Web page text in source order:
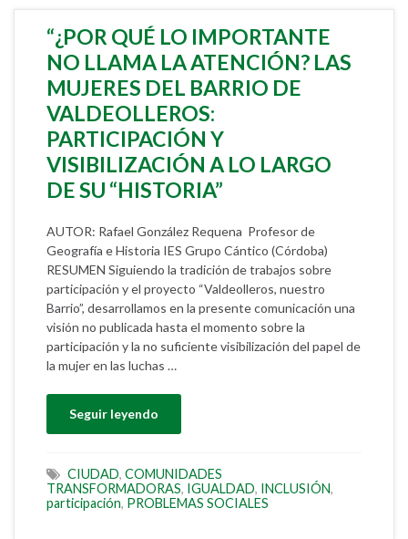
“¿POR QUÉ LO IMPORTANTE
NO LLAMA LA ATENCIÓN? LAS
MUJERES DEL BARRIO DE
VALDEOLLEROS:
PARTICIPACIÓN Y
VISIBILIZACIÓN A LO LARGO
DE SU “HISTORIA”
AUTOR: Rafael González Requena Profesor de
Geografía e Historia IES Grupo Cántico (Córdoba)
RESUMEN Siguiendo la tradición de trabajos sobre
participación y el proyecto “Valdeolleros, nuestro
Barrio”, desarrollamos en la presente comunicación una
visión no publicada hasta el momento sobre la
participación y la no suficiente visibilización del papel de
la mujer en las luchas …
Seguir leyendo
CIUDAD, COMUNIDADES
TRANSFORMADORAS, IGUALDAD, INCLUSIÓN,
participación, PROBLEMAS SOCIALES